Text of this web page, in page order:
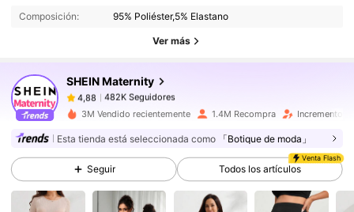
Composición: 95% Poliéster,5% Elastano
Ver más
SHEIN Maternity
4,88
482K Seguidores
t***a pagóHace 1 día
4,88 482K Seguidores
4,88 482K Seguidores
3M Vendido recientemente 1.4M Recompra Incremento
Esta tienda está seleccionada como 「Botique de moda」
Seguir
Venta Flash
Todos los artículos